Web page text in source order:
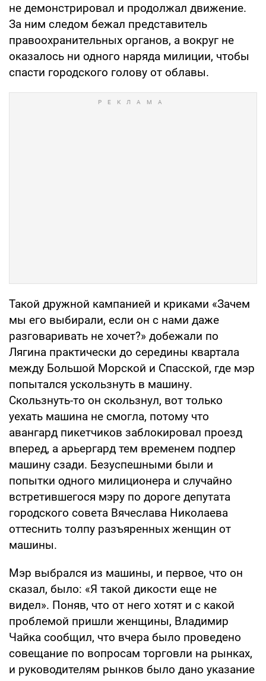
не демонстрировал и продолжал движение.
За ним следом бежал представитель
правоохранительных органов, а вокруг не
оказалось ни одного наряда милиции, чтобы
спасти городского голову от облавы.
Такой дружной кампанией и криками «Зачем
мы его выбирали, если он с нами даже
разговаривать не хочет?» добежали по
Лягина практически до середины квартала
между Большой Морской и Спасской, где мэр
попытался ускользнуть в машину.
Скользнуть-то он скользнул, вот только
уехать машина не смогла, потому что
авангард пикетчиков заблокировал проезд
вперед, а арьергард тем временем подпер
машину сзади. Безуспешными были и
попытки одного милиционера и случайно
встретившегося мэру по дороге депутата
городского совета Вячеслава Николаева
оттеснить толпу разъяренных женщин от
машины.
Мэр выбрался из машины, и первое, что он
сказал, было: «Я такой дикости еще не
видел». Поняв, что от него хотят и с какой
проблемой пришли женщины, Владимир
Чайка сообщил, что вчера было проведено
совещание по вопросам торговли на рынках,
и руководителям рынков было дано указание